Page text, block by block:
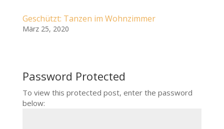
Geschützt: Tanzen im Wohnzimmer
März 25, 2020
Password Protected
To view this protected post, enter the password
below: